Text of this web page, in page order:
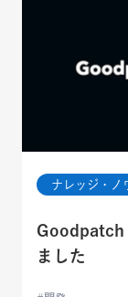
ナレッジ・ノ
Goodpatch
ました